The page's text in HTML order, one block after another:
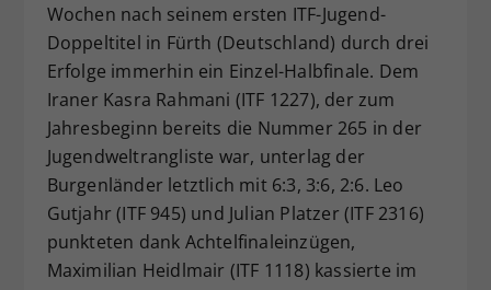
Wochen nach seinem ersten ITF-Jugend-
Doppeltitel in Fürth (Deutschland) durch drei
Erfolge immerhin ein Einzel-Halbfinale. Dem
Iraner Kasra Rahmani (ITF 1227), der zum
Jahresbeginn bereits die Nummer 265 in der
Jugendweltrangliste war, unterlag der
Burgenländer letztlich mit 6:3, 3:6, 2:6. Leo
Gutjahr (ITF 945) und Julian Platzer (ITF 2316)
punkteten dank Achtelfinaleinzügen,
Maximilian Heidlmair (ITF 1118) kassierte im